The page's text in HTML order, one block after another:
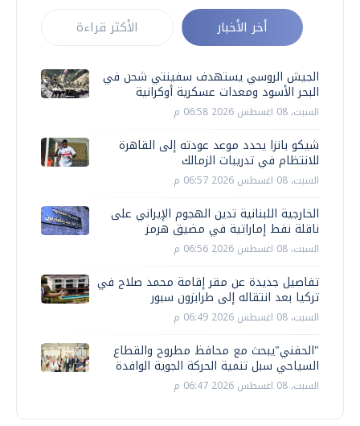
أخر الأخبار الأكثر قراءة
الجيش الروسي يستهدف سفينتي شحن في
البحر الأسود ومعدات عسكرية أوكرانية
السبت، 08 اغسطس 2026 06:58 م
شيكو بانزا يحدد موعد عودته إلى القاهرة
للانتظام في تدريبات الزمالك
السبت، 08 اغسطس 2026 06:57 م
الخارجية اللبنانية تدين الهجوم الإيراني على
ناقلة نفط إماراتية في مضيق هرمز
السبت، 08 اغسطس 2026 06:56 م
تفاصيل جديدة عن مقر إقامة محمد صلاح في
تركيا بعد انتقاله إلى طرابزون سبور
السبت، 08 اغسطس 2026 06:49 م
"الحفني"يبحث مع محافظ مطروح والقطاع
السياحي سبل تنمية الحركة الجوية الوافدة
السبت، 08 اغسطس 2026 06:47 م